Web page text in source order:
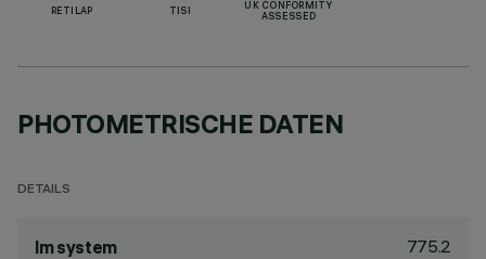
RETILAP TISI
UK CONFORMITY
ASSESSED
PHOTOMETRISCHE DATEN
DETAILS
lm system 775.2